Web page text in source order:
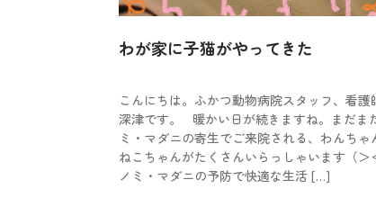
わが家に子猫がやってきた
こんにちは。ふかつ動物病院スタッフ、看護
深津です。 暖かい日が続きますね。まだま
ミ・マダニの寄生でご来院される、わんちゃ
ねこちゃんがたくさんいらっしゃいます（＞
ノミ・マダニの予防で快適な生活 […]